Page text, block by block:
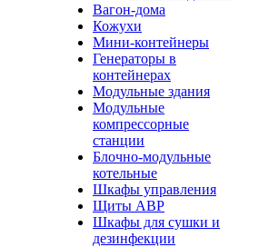
Вагон-дома
Кожухи
Мини-контейнеры
Генераторы в
контейнерах
Модульные здания
Модульные
компрессорные
станции
Блочно-модульные
котельные
Шкафы управления
Щиты АВР
Шкафы для сушки и
дезинфекции